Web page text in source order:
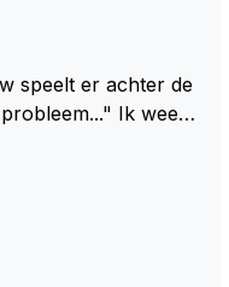
speelt er achter de
Ik weet